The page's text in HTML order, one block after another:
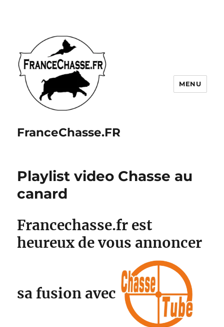
FranceChasse.FR
MENU
Playlist video Chasse au
canard
Francechasse.fr est
heureux de vous annoncer
sa fusion avec